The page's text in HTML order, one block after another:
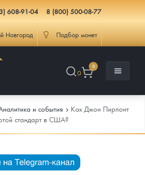
608-91-04 8 (800) 500-08-77
Новгород Подбор монет
0
0
и события
Как Джон Пирпонт
стандарт в США?